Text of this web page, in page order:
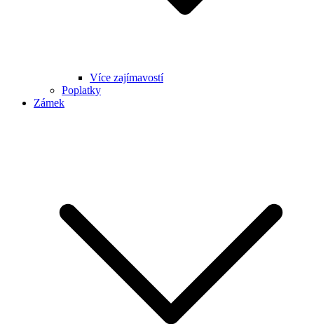
Více zajímavostí
Poplatky
Zámek